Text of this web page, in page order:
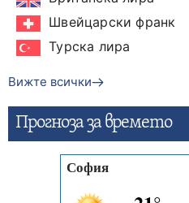
Швейцарски франк
Турска лира
Вижте всички
Прогнозa за времето